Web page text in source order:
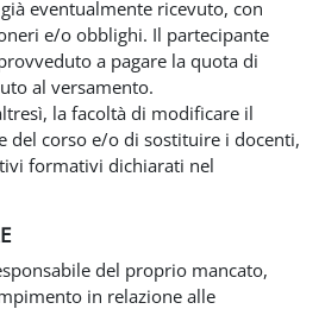
eventualmente ricevuto, con
e/o obblighi. Il partecipante
a pagare la quota di
al versamento.
la facoltà di modificare il
del corso e/o di sostituire i docenti,
formativi dichiarati nel
del proprio mancato,
in relazione alle